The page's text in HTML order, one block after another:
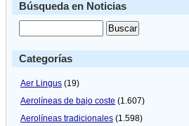
Búsqueda en Noticias
Categorías
Aer Lingus (19)
Aerolíneas de bajo coste (1.607)
Aerolíneas tradicionales (1.598)